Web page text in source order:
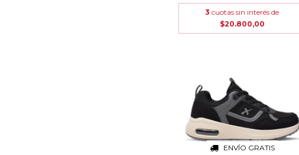
3 cuotas sin interés de
$20.800,00
ENVÍO GRATIS